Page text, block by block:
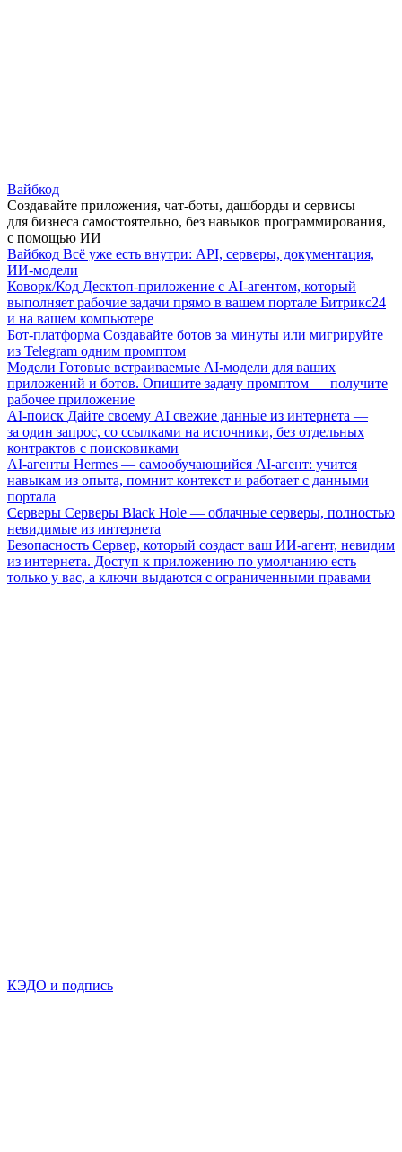
Вайбкод
Создавайте приложения, чат-боты, дашборды и сервисы
для бизнеса самостоятельно, без навыков программирования,
с помощью ИИ
Вайбкод Всё уже есть внутри: API, серверы, документация,
ИИ-модели
Коворк/Код Десктоп-приложение с AI-агентом, который
выполняет рабочие задачи прямо в вашем портале Битрикс24
и на вашем компьютере
Бот-платформа Создавайте ботов за минуты или мигрируйте
из Telegram одним промптом
Модели Готовые встраиваемые AI-модели для ваших
приложений и ботов. Опишите задачу промптом — получите
рабочее приложение
AI-поиск Дайте своему AI свежие данные из интернета —
за один запрос, со ссылками на источники, без отдельных
контрактов с поисковиками
AI-агенты Hermes — самообучающийся AI-агент: учится
навыкам из опыта, помнит контекст и работает с данными
портала
Серверы Серверы Black Hole — облачные серверы, полностью
невидимые из интернета
Безопасность Сервер, который создаст ваш ИИ-агент, невидим
из интернета. Доступ к приложению по умолчанию есть
только у вас, а ключи выдаются с ограниченными правами
КЭДО и подпись